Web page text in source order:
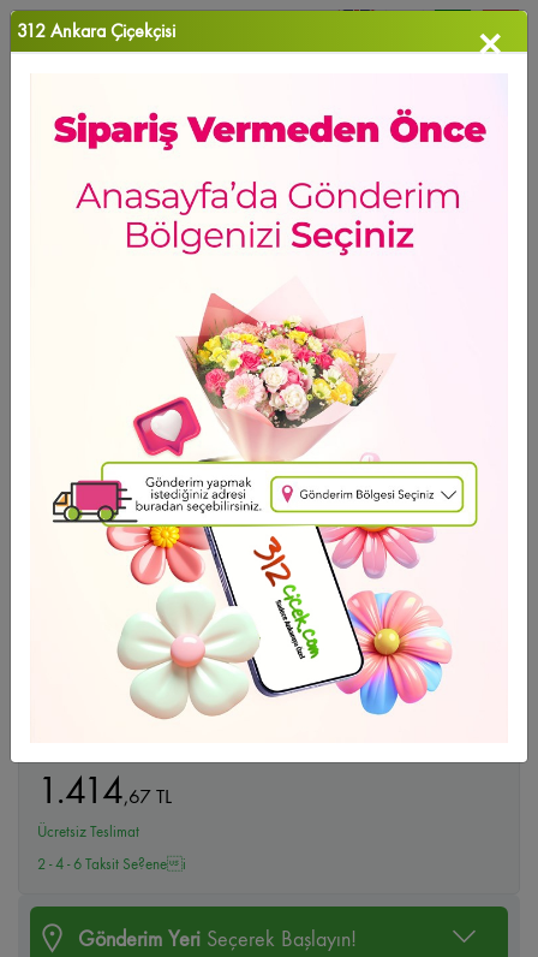
Anasayfa>Aşk Kırmızısı
GÜNÜN FIRSATI
1.414,67 TL
Ücretsiz Teslimat
2 - 4 - 6 Taksit Se?enei
Gönderim Yeri Seçerek Başlayın!
312 Ankara Çiçekçisi ×